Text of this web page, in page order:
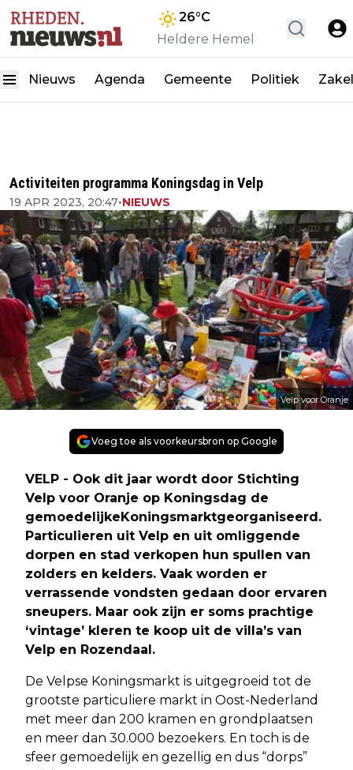
26°C
Heldere Hemel
Nieuws Agenda Gemeente Politiek
Activiteiten programma Koningsdag in Velp
19 APR 2023, 20:47•NIEUWS
Velp voor Oranje
Voeg toe als voorkeursbron op Google
VELP - Ook dit jaar wordt door Stichting
Velp voor Oranje op Koningsdag de
gemoedelijkeKoningsmarktgeorganiseerd.
Particulieren uit Velp en uit omliggende
dorpen en stad verkopen hun spullen van
zolders en kelders. Vaak worden er
verrassende vondsten gedaan door ervaren
sneupers. Maar ook zijn er soms prachtige
‘vintage’ kleren te koop uit de villa’s van
Velp en Rozendaal.
De Velpse Koningsmarkt is uitgegroeid tot de
grootste particuliere markt in Oost-Nederland
met meer dan 200 kramen en grondplaatsen
en meer dan 30.000 bezoekers. En toch is de
sfeer gemoedelijk en gezellig en dus “dorps”